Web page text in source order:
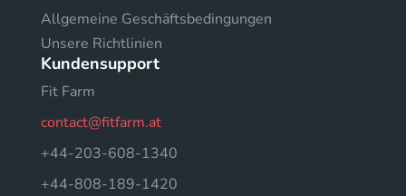
Allgemeine Geschäftsbedingungen
Unsere Richtlinien
Kundensupport
Fit Farm
contact@fitfarm.at
+44-203-608-1340
+44-808-189-1420